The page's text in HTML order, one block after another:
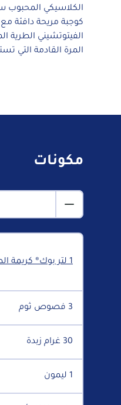
الكلاسيكي المحبوب
كوجبة مريحة دافئة
الفيتوتشيني الطرية
المرة القادمة التي
مكونات
1 لتر بوك® كريمة الطبخ
3 فصوص ثوم
30 غرام زبدة
1 ليمون